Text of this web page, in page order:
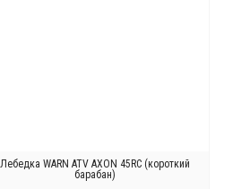
Лебедка WARN ATV AXON 45RC (короткий
барабан)